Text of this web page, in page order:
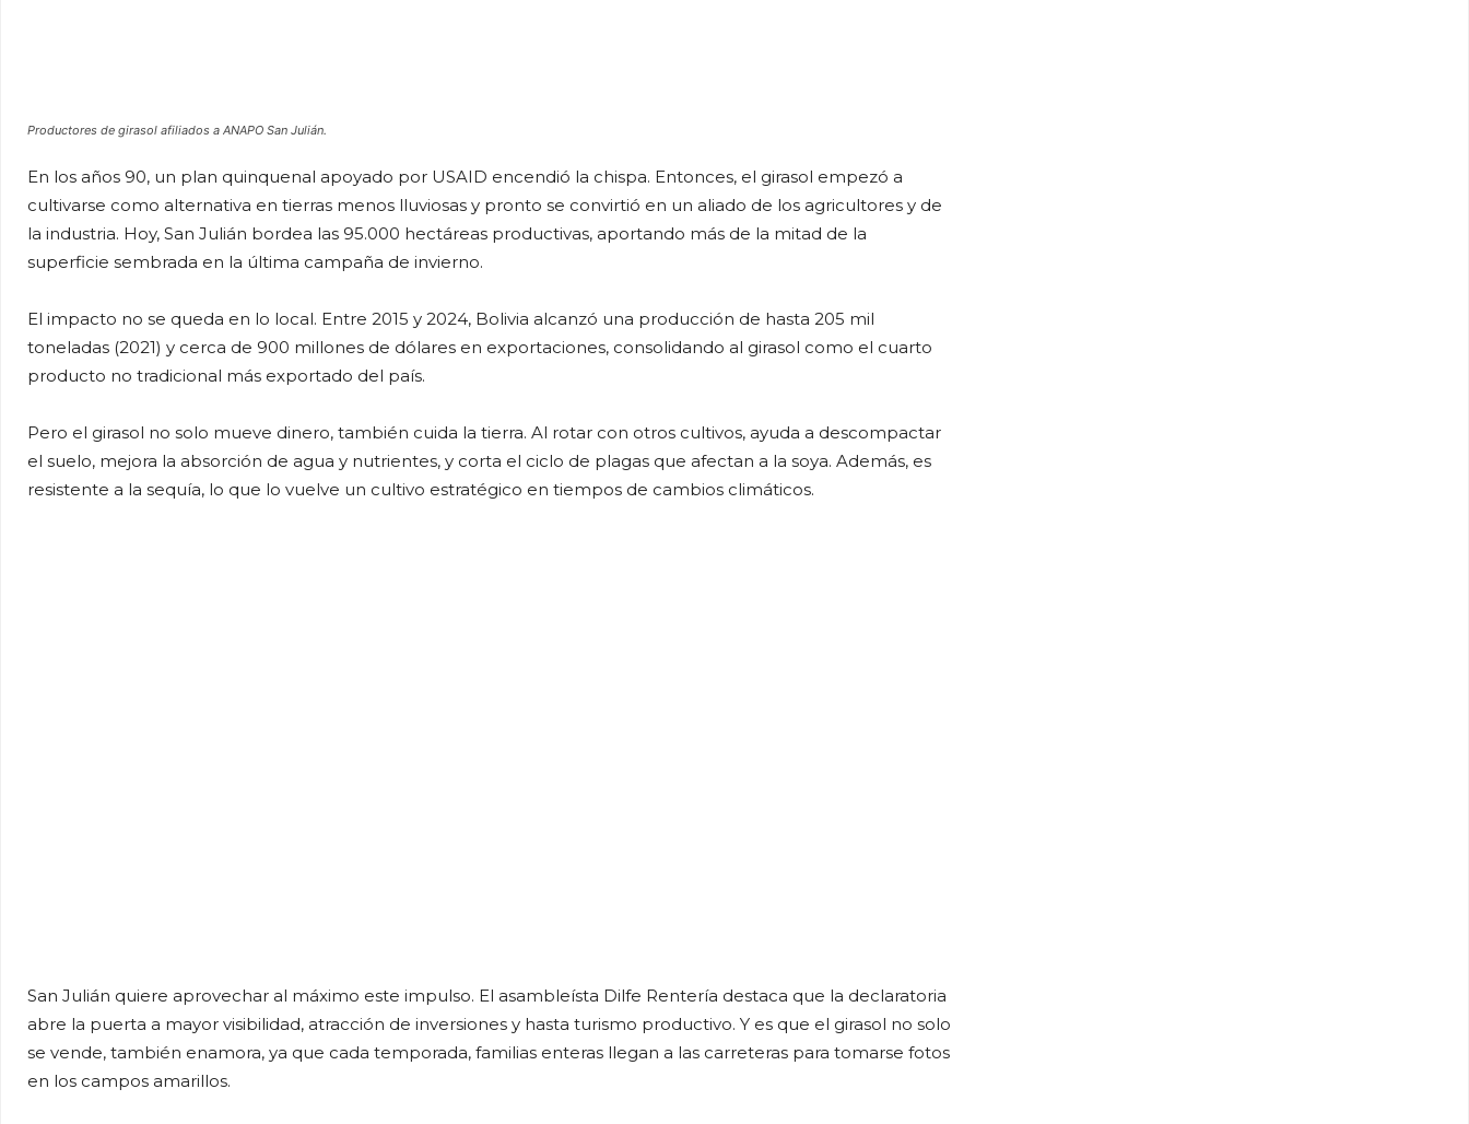
Productores de girasol afiliados a ANAPO San Julián.
En los años 90, un plan quinquenal apoyado por USAID encendió la chispa. Entonces, el girasol empezó a
cultivarse como alternativa en tierras menos lluviosas y pronto se convirtió en un aliado de los agricultores y de
la industria. Hoy, San Julián bordea las 95.000 hectáreas productivas, aportando más de la mitad de la
superficie sembrada en la última campaña de invierno.
El impacto no se queda en lo local. Entre 2015 y 2024, Bolivia alcanzó una producción de hasta 205 mil
toneladas (2021) y cerca de 900 millones de dólares en exportaciones, consolidando al girasol como el cuarto
producto no tradicional más exportado del país.
Pero el girasol no solo mueve dinero, también cuida la tierra. Al rotar con otros cultivos, ayuda a descompactar
el suelo, mejora la absorción de agua y nutrientes, y corta el ciclo de plagas que afectan a la soya. Además, es
resistente a la sequía, lo que lo vuelve un cultivo estratégico en tiempos de cambios climáticos.
San Julián quiere aprovechar al máximo este impulso. El asambleísta Dilfe Rentería destaca que la declaratoria
abre la puerta a mayor visibilidad, atracción de inversiones y hasta turismo productivo. Y es que el girasol no solo
se vende, también enamora, ya que cada temporada, familias enteras llegan a las carreteras para tomarse fotos
en los campos amarillos.